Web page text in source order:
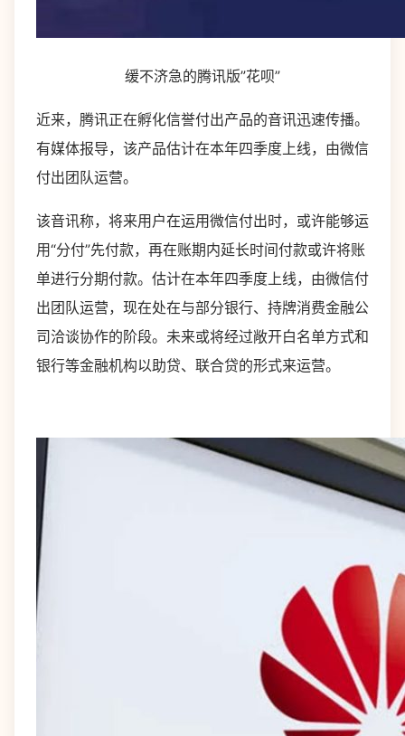
缓不济急的腾讯版”花呗”
近来，腾讯正在孵化信誉付出产品的音讯迅速传播。
有媒体报导，该产品估计在本年四季度上线，由微信
付出团队运营。
该音讯称，将来用户在运用微信付出时，或许能够运
用“分付”先付款，再在账期内延长时间付款或许将账
单进行分期付款。估计在本年四季度上线，由微信付
出团队运营，现在处在与部分银行、持牌消费金融公
司洽谈协作的阶段。未来或将经过敞开白名单方式和
银行等金融机构以助贷、联合贷的形式来运营。